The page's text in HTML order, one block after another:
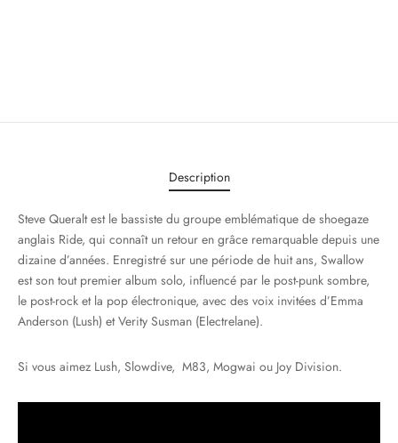
Description
Steve Queralt est le bassiste du groupe emblématique de shoegaze
anglais Ride, qui connaît un retour en grâce remarquable depuis une
dizaine d’années. Enregistré sur une période de huit ans, Swallow
est son tout premier album solo, influencé par le post-punk sombre,
le post-rock et la pop électronique, avec des voix invitées d’Emma
Anderson (Lush) et Verity Susman (Electrelane).
Si vous aimez Lush, Slowdive, M83, Mogwai ou Joy Division.